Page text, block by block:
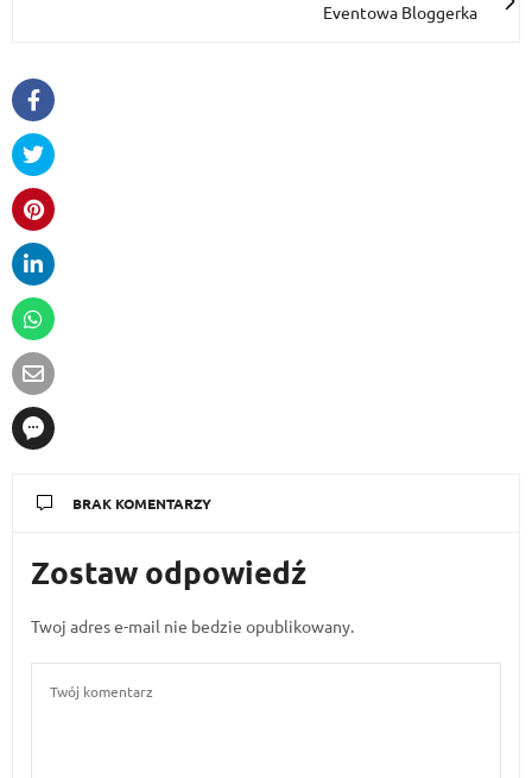
Eventowa Bloggerka
BRAK KOMENTARZY
Zostaw odpowiedź
Twoj adres e-mail nie bedzie opublikowany.